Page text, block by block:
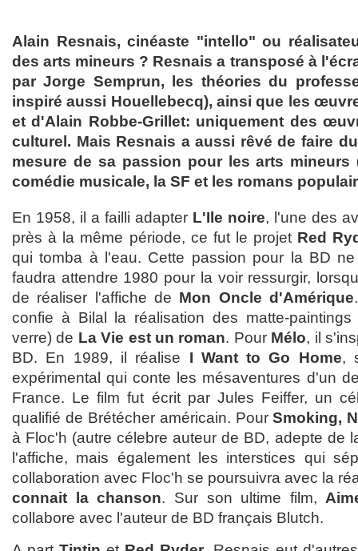
Alain Resnais, cinéaste "intello" ou
des arts mineurs ? Resnais a transposé à
par Jorge Semprun, les théories du
inspiré aussi Houellebecq), ainsi que les
et d'Alain Robbe-Grillet: uniquement des
culturel. Mais Resnais a aussi rêvé de faire
mesure de sa passion pour les arts mineurs
comédie musicale, la SF et les romans
En 1958, il a failli adapter L'Ile noire, l'une des
près à la même période, ce fut le projet Red
qui tomba à l'eau. Cette passion pour la BD
faudra attendre 1980 pour la voir ressurgir,
de réaliser l'affiche de Mon Oncle d'Amérique
confie à Bilal la réalisation des matte-
verre) de La Vie est un roman. Pour Mélo, il
BD. En 1989, il réalise I Want to Go Home,
expérimental qui conte les mésaventures d'un
France. Le film fut écrit par Jules Feiffer, un
qualifié de Brétécher américain. PourSmoking,
à Floc'h (autre célebre auteur de BD, adepte de
l'affiche, mais également les interstices qui
collaboration avec Floc'h se poursuivra avec la
connait la chanson. Sur son ultime film,
collabore avec l'auteur de BD français Blutch.